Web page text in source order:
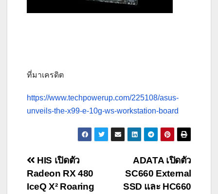
ที่มาเครดิต
https://www.techpowerup.com/225108/asus-
unveils-the-x99-e-10g-ws-workstation-board
Post
navigation
ADATA เปิดตัว
SC660 External
SSD และ HC660
HIS เปิดตัว
Radeon RX 480
IceQ X² Roaring